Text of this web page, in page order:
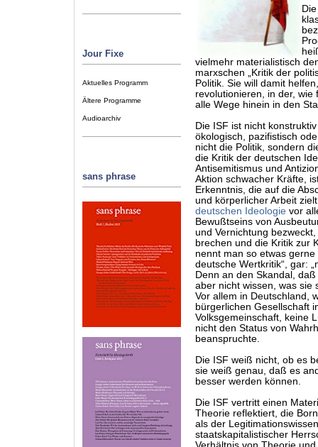
Jour Fixe
Aktuelles Programm
Ältere Programme
Audioarchiv
sans phrase
vielmehr materialistisch
marxschen „Kritik der
Politik. Sie will damit
revolutionieren, in der,
alle Wege hinein in den
Die ISF ist nicht
ökologisch, pazifistisch
nicht die Politik, sondern
die Kritik der deutschen
Antisemitismus und
Aktion schwacher Kräfte,
Erkenntnis, die auf die
und körperlicher Arbeit
deutschen Ideologie vor
Bewußtseins von
und Vernichtung
brechen und die Kritik zur
nennt man so etwas gerne
deutsche Wertkritik“, gar:
Denn an den Skandal,
aber nicht wissen, was sie
Vor allem in Deutschland,
bürgerlichen Gesellschaft
Volksgemeinschaft, keine
nicht den Status von
beanspruchte.
Die ISF weiß nicht, ob es
sie weiß genau, daß es
besser werden können.
Die ISF vertritt einen
Theorie reflektiert, die
als der
staatskapitalistischer